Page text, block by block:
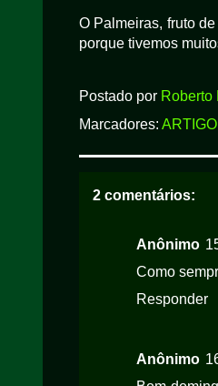
O Palmeiras, fruto
porque tivemos
Postado por Roberto
Marcadores: ARTIGO
2 comentários:
Anônimo
Como
Responder
Anônimo